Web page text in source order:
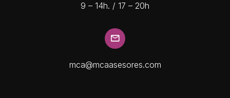
9 – 14h. / 17 – 20h
mca@mcaasesores.com